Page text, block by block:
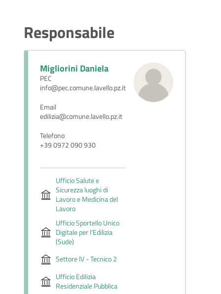
Responsabile
Migliorini Daniela
PEC
info@pec.comune.lavello.pz.it
Email
edilizia@comune.lavello.pz.it
Telefono
+39 0972 090 930
Ufficio Salute e
Sicurezza luoghi di
Lavoro e Medicina del
Lavoro
Ufficio Sportello Unico
Digitale per l'Edilizia
(Sude)
Settore IV - Tecnico 2
Ufficio Edilizia
Residenziale Pubblica